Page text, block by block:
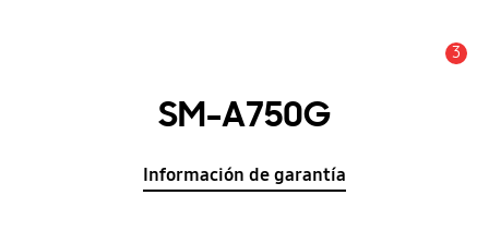
3
SM-A750G
Información de garantía